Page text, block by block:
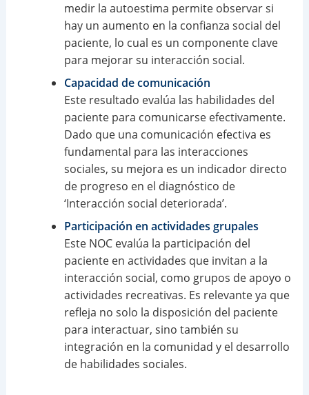
medir la autoestima permite observar si
hay un aumento en la confianza social del
paciente, lo cual es un componente clave
para mejorar su interacción social.
Capacidad de comunicación
Este resultado evalúa las habilidades del
paciente para comunicarse efectivamente.
Dado que una comunicación efectiva es
fundamental para las interacciones
sociales, su mejora es un indicador directo
de progreso en el diagnóstico de
‘Interacción social deteriorada’.
Participación en actividades grupales
Este NOC evalúa la participación del
paciente en actividades que invitan a la
interacción social, como grupos de apoyo o
actividades recreativas. Es relevante ya que
refleja no solo la disposición del paciente
para interactuar, sino también su
integración en la comunidad y el desarrollo
de habilidades sociales.